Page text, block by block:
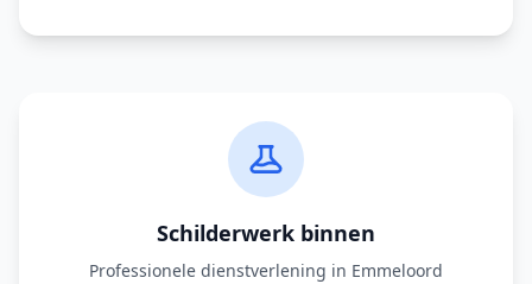
Schilderwerk binnen
Professionele dienstverlening in Emmeloord